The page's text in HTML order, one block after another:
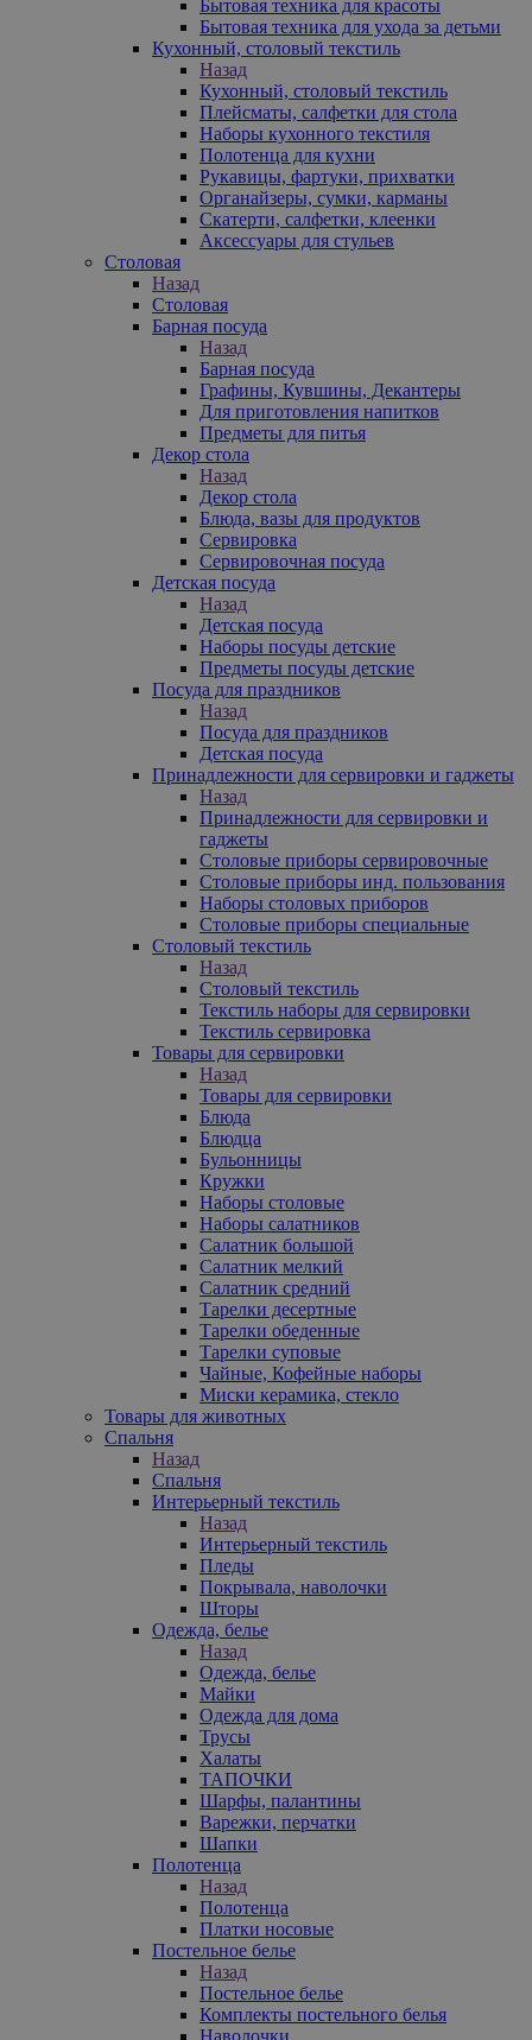
Бытовая техника для красоты
Бытовая техника для ухода за детьми
Кухонный, столовый текстиль
Назад
Кухонный, столовый текстиль
Плейсматы, салфетки для стола
Наборы кухонного текстиля
Полотенца для кухни
Рукавицы, фартуки, прихватки
Органайзеры, сумки, карманы
Скатерти, салфетки, клеенки
Аксессуары для стульев
Столовая
Назад
Столовая
Барная посуда
Назад
Барная посуда
Графины, Кувшины, Декантеры
Для приготовления напитков
Предметы для питья
Декор стола
Назад
Декор стола
Блюда, вазы для продуктов
Сервировка
Сервировочная посуда
Детская посуда
Назад
Детская посуда
Наборы посуды детские
Предметы посуды детские
Посуда для праздников
Назад
Посуда для праздников
Детская посуда
Принадлежности для сервировки и гаджеты
Назад
Принадлежности для сервировки и
гаджеты
Столовые приборы сервировочные
Столовые приборы инд. пользования
Наборы столовых приборов
Столовые приборы специальные
Столовый текстиль
Назад
Столовый текстиль
Текстиль наборы для сервировки
Текстиль сервировка
Товары для сервировки
Назад
Товары для сервировки
Блюда
Блюдца
Бульонницы
Кружки
Наборы столовые
Наборы салатников
Салатник большой
Салатник мелкий
Салатник средний
Тарелки десертные
Тарелки обеденные
Тарелки суповые
Чайные, Кофейные наборы
Миски керамика, стекло
Товары для животных
Спальня
Назад
Спальня
Интерьерный текстиль
Назад
Интерьерный текстиль
Пледы
Покрывала, наволочки
Шторы
Одежда, белье
Назад
Одежда, белье
Майки
Одежда для дома
Трусы
Халаты
ТАПОЧКИ
Шарфы, палантины
Варежки, перчатки
Шапки
Полотенца
Назад
Полотенца
Платки носовые
Постельное белье
Назад
Постельное белье
Комплекты постельного белья
Наволочки